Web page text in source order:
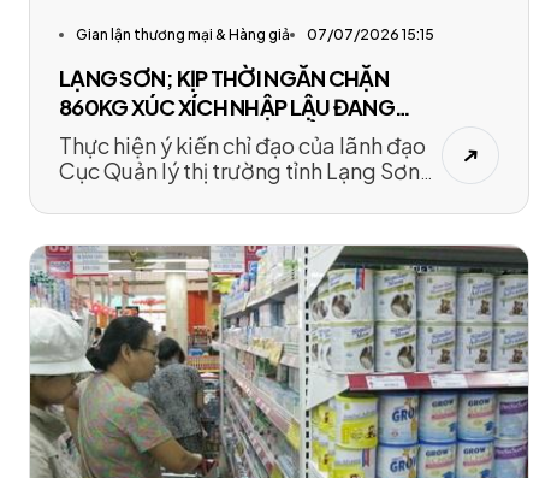
Gian lận thương mại & Hàng giả 07/07/2026 15:15
LẠNG SƠN; KỊP THỜI NGĂN CHẶN
860KG XÚC XÍCH NHẬP LẬU ĐANG
TRÊN DƯỜNG VẬN CHUYỂN TIÊU THỤ
Thực hiện ý kiến chỉ đạo của lãnh đạo
Cục Quản lý thị trường tỉnh Lạng Sơn
soát thị trường trong dịp tết Trung thu
năm 2021.